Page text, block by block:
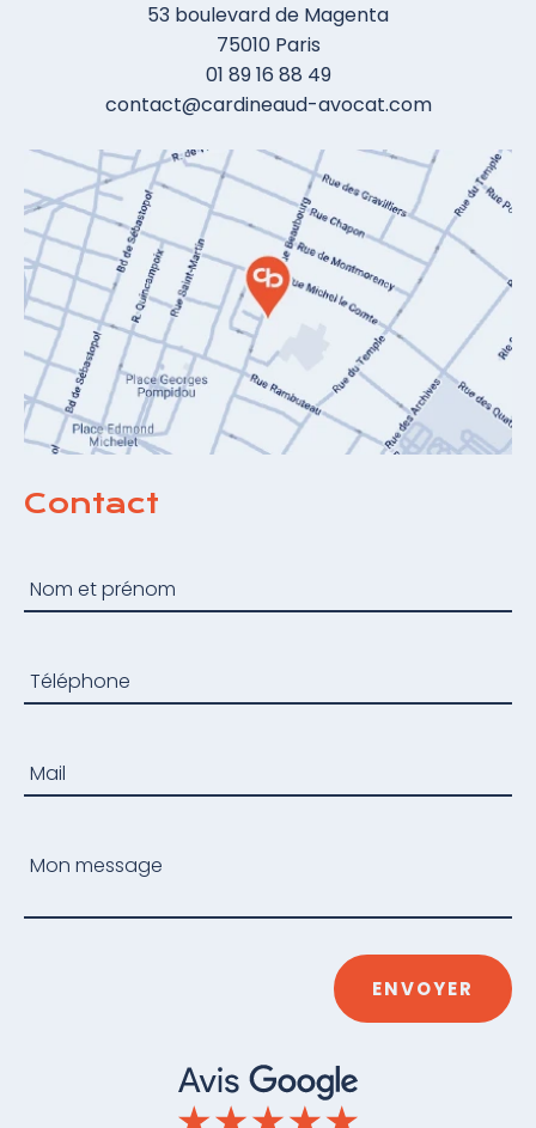
53 boulevard de Magenta
75010 Paris
01 89 16 88 49
contact@cardineaud-avocat.com
Contact